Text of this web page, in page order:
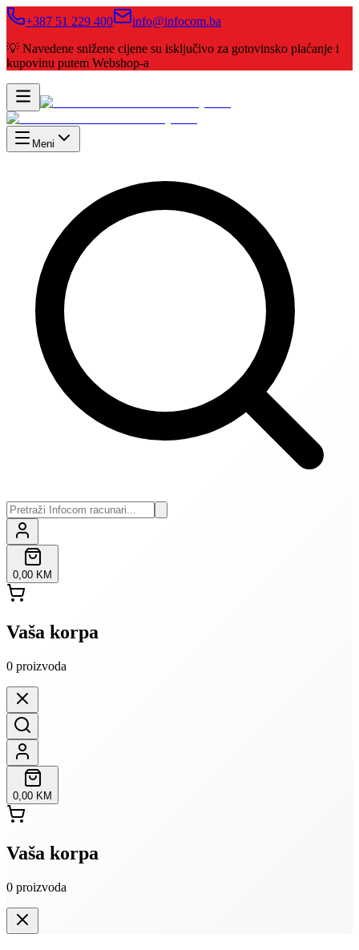
+387 51 229 400
info@infocom.ba
💡 Navedene snižene cijene su isključivo za gotovinsko plaćanje i
kupovinu putem Webshop-a
Meni
0,00 KM
Vaša korpa
0 proizvoda
0,00 KM
Vaša korpa
0 proizvoda